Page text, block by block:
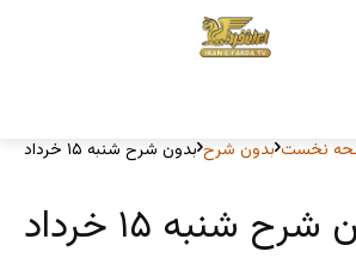
نخست بدون شرح بدون شرح شنبه ۱۵ خرداد
شنبه ۱۵ خرداد